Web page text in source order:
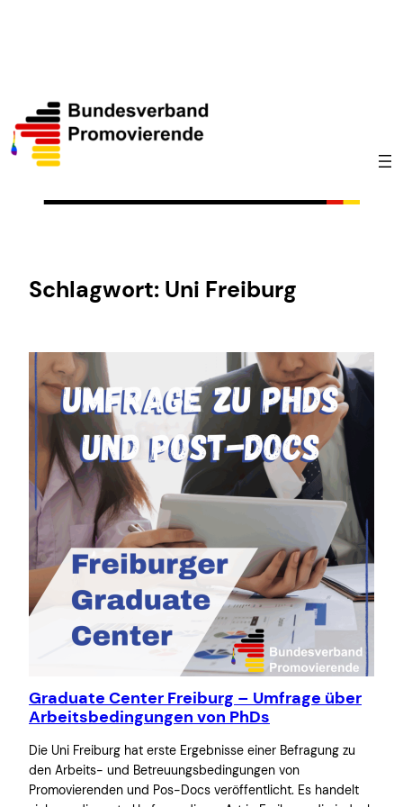
Schlagwort: Uni Freiburg
Graduate Center Freiburg – Umfrage über
Arbeitsbedingungen von PhDs
Die Uni Freiburg hat erste Ergebnisse einer Befragung zu
den Arbeits- und Betreuungsbedingungen von
Promovierenden und Pos-Docs veröffentlicht. Es handelt